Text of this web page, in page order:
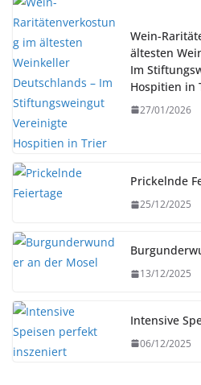
Wein-
ältesten
Im
Hospitien in
27/01/2026
Prickelnde
25/12/2025
13/12/2025
Intensive
06/12/2025